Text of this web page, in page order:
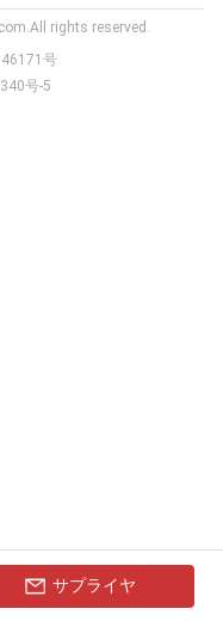
サプライヤ
rights reserved.
号
号-5